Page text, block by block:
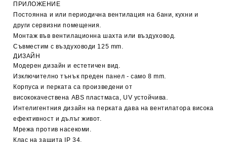
ПРИЛОЖЕНИЕ
Постоянна и или периодична вентилация на бани, кухни и
други сервизни помещения.
Монтаж във вентилационна шахта или въздуховод.
Съвместим с въздуховоди 125 mm.
ДИЗАЙН
Модерен дизайн и естетичен вид.
Изключително тънък преден панел - само 8 mm.
Корпуса и перката са произведени от
висококачествена ABS пластмаса, UV устойчива.
Интелигентния дизайн на перката дава на вентилатора висока
ефективност и дълъг живот.
Мрежа против насекоми.
Клас на защита
IP 34.